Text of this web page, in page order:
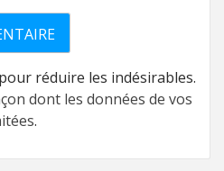
réduire les indésirables.
dont les données de vos
.